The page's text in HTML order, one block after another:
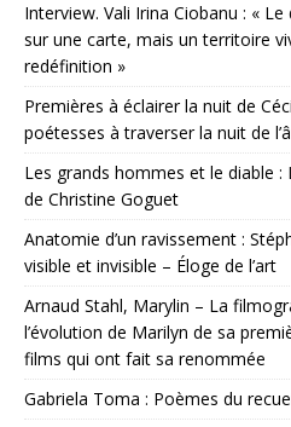
Interview. Vali Irina Ciobanu : «
sur une carte, mais un territoire
redéfinition »
Premières à éclairer la nuit de
poétesses à traverser la nuit de
Les grands hommes et le diable
de Christine Goguet
Anatomie d’un ravissement :
visible et invisible – Éloge de l’art
Arnaud Stahl, Marylin – La
l’évolution de Marilyn de sa
films qui ont fait sa renommée
Gabriela Toma : Poèmes du